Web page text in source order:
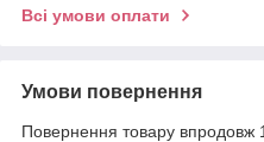
Всі умови оплати
Умови повернення
Повернення товару впродовж